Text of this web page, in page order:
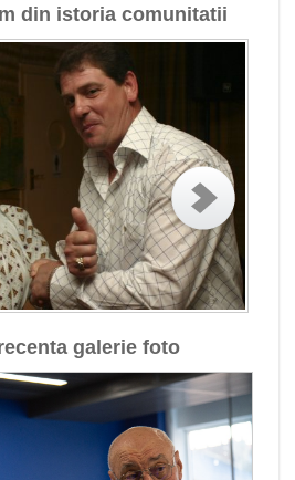
din istoria comunitatii
galerie foto